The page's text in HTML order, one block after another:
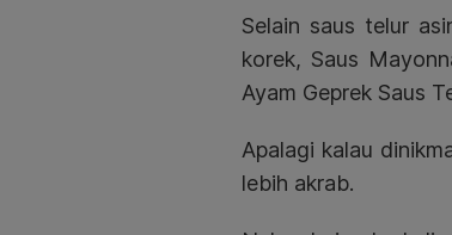
Selain saus telur
korek, Saus
Ayam Geprek Saus
Apalagi kalau
lebih akrab.